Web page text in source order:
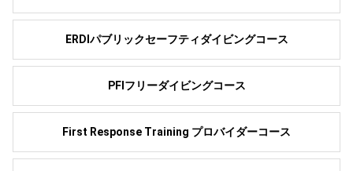
ERDIパブリックセーフティダイビングコース
PFIフリーダイビングコース
First Response Training プロバイダーコース